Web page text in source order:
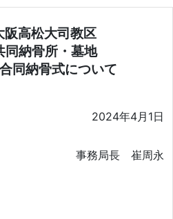
阪高松大司教区
同納骨所・墓地
同納骨式について
2024年4月1日
事務局長 崔周永